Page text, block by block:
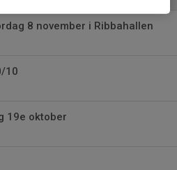
8 november i Ribbahallen
10
19e oktober